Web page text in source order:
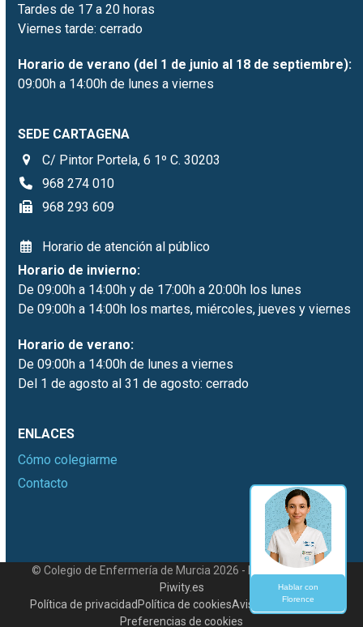
Tardes de 17 a 20 horas
Viernes tarde: cerrado
Horario de verano (del 1 de junio al 18 de septiembre):
09:00h a 14:00h de lunes a viernes
SEDE CARTAGENA
C/ Pintor Portela, 6 1º C. 30203
968 274 010
968 293 609
Horario de atención al público
Horario de invierno:
De 09:00h a 14:00h y de 17:00h a 20:00h los lunes
De 09:00h a 14:00h los martes, miércoles, jueves y viernes
Horario de verano:
De 09:00h a 14:00h de lunes a viernes
Del 1 de agosto al 31 de agosto: cerrado
ENLACES
Cómo colegiarme
Contacto
© Colegio de Enfermería de Murcia 2026 - Desarrollado por
Piwity.es
Política de privacidad Política de cookiesAviso legal Contacto
Preferencias de cookies
Hablar con
Florence